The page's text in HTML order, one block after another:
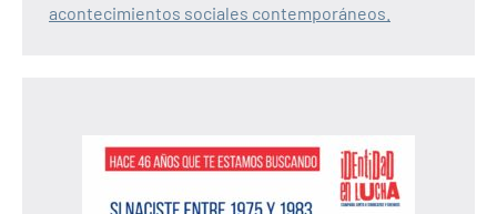
acontecimientos sociales contemporáneos.